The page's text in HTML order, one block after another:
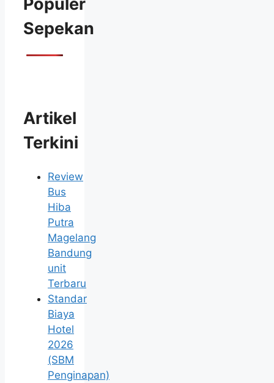
Sepekan
Artikel
Terkini
Review
Bus
Hiba
Putra
Magelang
Bandung
unit
Terbaru
Standar
Biaya
Hotel
2026
(SBM
Penginapan)